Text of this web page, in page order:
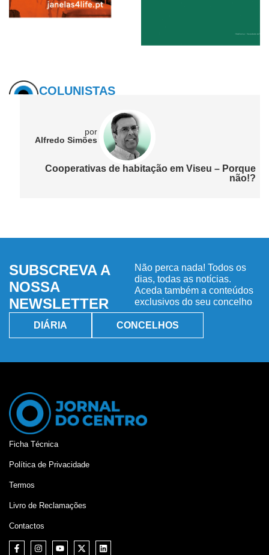
COLUNISTAS
por
Alfredo Simões
Cooperativas de habitação em Viseu – Porque
não!?
SUBSCREVA A
NOSSA
NEWSLETTER
Não perca nada! Todos os
dias, todas as notícias.
Aceda também a conteúdos
exclusivos do seu concelho
DIÁRIA CONCELHOS
Ficha Técnica
Política de Privacidade
Termos
Livro de Reclamações
Contactos